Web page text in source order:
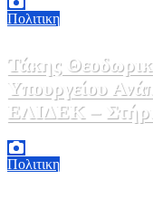
Πολιτικη
Τάκης
Υπουργείου
ΕΛΙΔΕΚ –
καινοτομία»
Πολιτικη